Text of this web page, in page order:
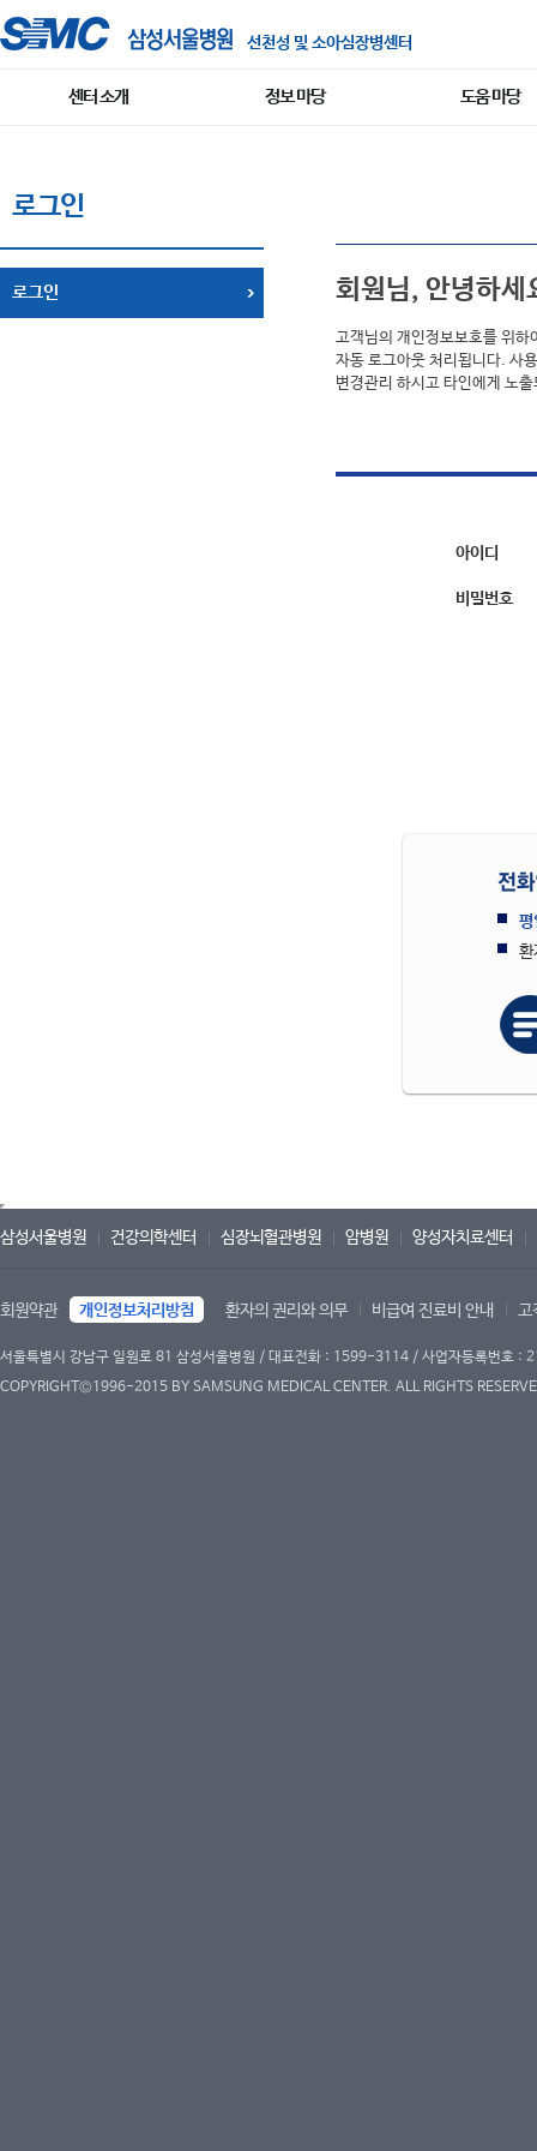
선천성 및 소아심장병센터
센터 소개 정보 마당 도움 마당
로그인
로그인 회원님, 안녕하세
고객님의 개인정보보호를 위
자동 로그아웃 처리됩니다. 사
변경관리 하시고 타인에게 노
아이디
비밀번호
평
환
삼성서울병원 건강의학센터 심장뇌혈관병원 암병원 양성자치료센터
회원약관 개인정보처리방침 환자의 권리와 의무 비급여 진료비 안내 고
서울특별시 강남구 일원로 81 삼성서울병원 / 대표전화 : 1599-3114 / 사업자등록번호
COPYRIGHT©1996-2015 BY SAMSUNG MEDICAL CENTER. ALL RIGHTS